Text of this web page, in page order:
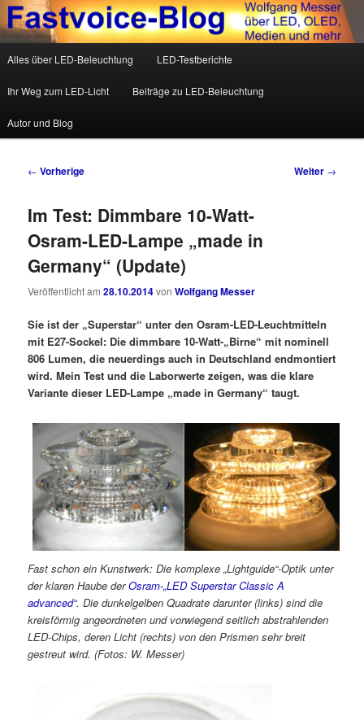
Fastvoice-Blog
Wolfgang Messer über LED, OLED, Medien und mehr
Zum Inhalt wechseln
Zum sekundären Inhalt wechseln
Alles über LED-Beleuchtung LED-Testberichte
Ihr Weg zum LED-Licht Beiträge zu LED-Beleuchtung
Autor und Blog
Beitrags-Navigation
← Vorherige Weiter →
Im Test: Dimmbare 10-Watt-
Osram-LED-Lampe „made in
Germany“ (Update)
Veröffentlicht am28.10.2014vonWolfgang Messer
Sie ist der „Superstar“ unter den Osram-LED-Leuchtmitteln
mit E27-Sockel: Die dimmbare 10-Watt-„Birne“ mit nominell
806 Lumen, die neuerdings auch in Deutschland endmontiert
wird. Mein Test und die Laborwerte zeigen, was die klare
Variante dieser LED-Lampe „made in Germany“ taugt.
Fast schon ein Kunstwerk: Die komplexe „Lightguide“-Optik unter
der klaren Haube derOsram-„LED Superstar Classic A
advanced“. Die dunkelgelben Quadrate darunter (links) sind die
kreisförmig angeordneten und vorwiegend seitlich abstrahlenden
LED-Chips, deren Licht (rechts) von den Prismen sehr breit
gestreut wird. (Fotos: W. Messer)